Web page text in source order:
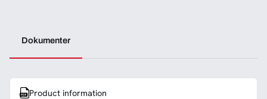
Dokumenter
Product information